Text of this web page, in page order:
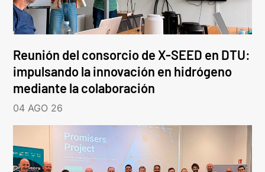
Reunión del consorcio de X-SEED en DTU:
impulsando la innovación en hidrógeno
mediante la colaboración
04 AGO 26